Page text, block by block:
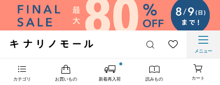
メニュー
カテゴリ お買いもの 新着再入荷 読みもの カート